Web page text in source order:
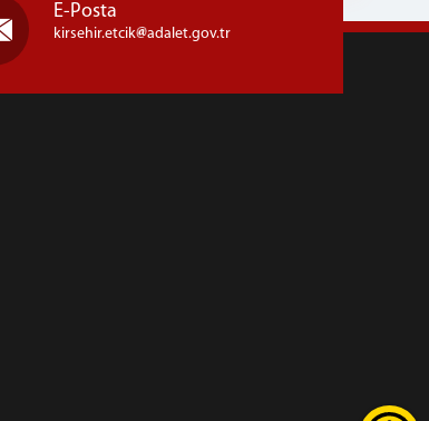
E-Posta
kirsehir.etcik adalet.gov.tr